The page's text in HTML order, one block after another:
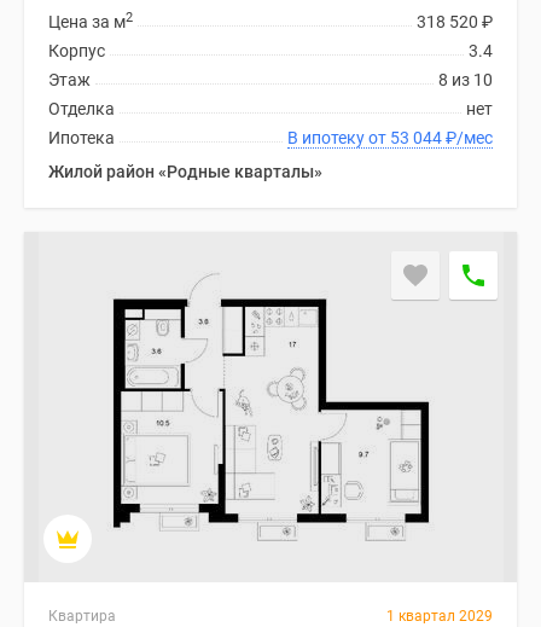
318 520 ₽
Цена за м2
3.4
Корпус
8 из 10
Этаж
нет
Отделка
В ипотеку от 53 044₽/мес
Ипотека
Жилой район «Родные кварталы»
Квартира 1 квартал 2029